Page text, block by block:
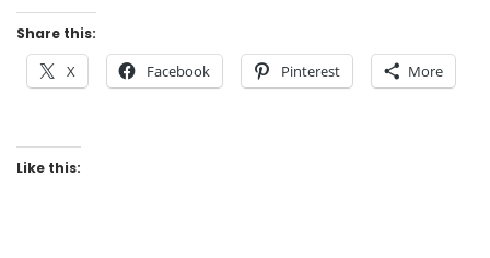
Share this:
X Facebook Pinterest More
Like this: